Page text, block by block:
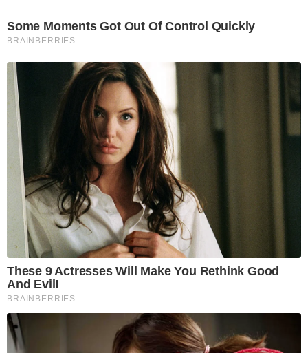
Some Moments Got Out Of Control Quickly
BRAINBERRIES
These 9 Actresses Will Make You Rethink Good
And Evil!
BRAINBERRIES